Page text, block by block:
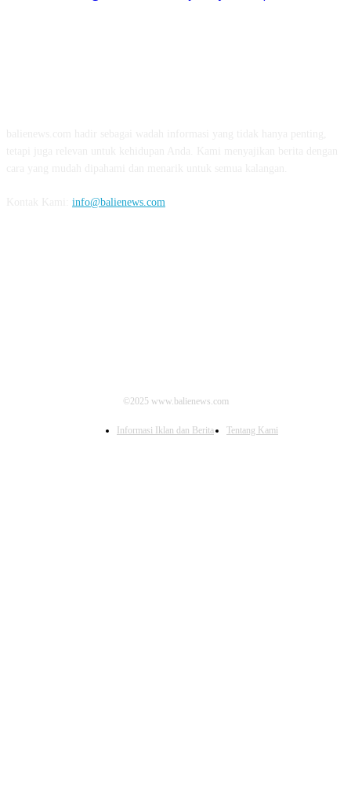
info@balienews.com
©2025 www.balienews.com
Informasi Iklan dan Berita Tentang Kami